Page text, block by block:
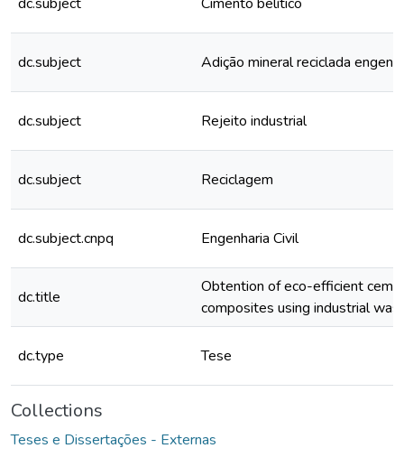
dc.subject Adição mineral reciclada
dc.subject Rejeito industrial
dc.subject Reciclagem
dc.subject.cnpq Engenharia Civil
dc.title
Obtention of eco-efficient
composites using industrial
dc.type Tese
Collections
Teses e Dissertações - Externas